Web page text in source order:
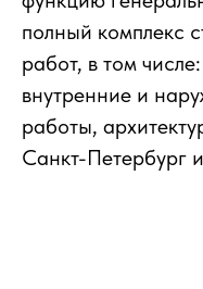
полный комплекс
работ, в том
внутренние и
работы,
Санкт-Петербург